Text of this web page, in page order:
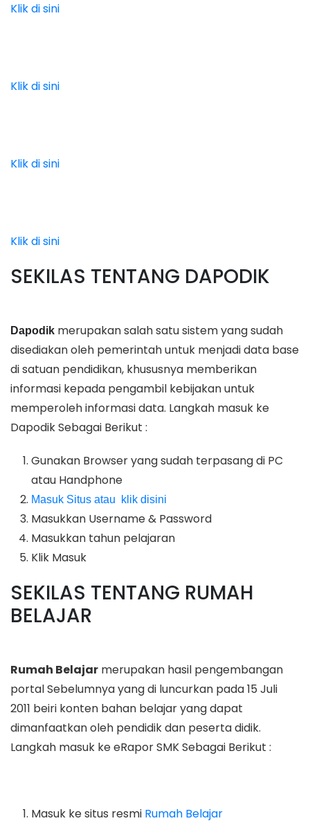
Klik di sini
Klik di sini
Klik di sini
Klik di sini
SEKILAS TENTANG DAPODIK
Dapodik merupakan salah satu sistem yang sudah
disediakan oleh pemerintah untuk menjadi data base
di satuan pendidikan, khususnya memberikan
informasi kepada pengambil kebijakan untuk
memperoleh informasi data. Langkah masuk ke
Dapodik Sebagai Berikut :
Gunakan Browser yang sudah terpasang di PC
atau Handphone
Masuk Situs atau klik disini
Masukkan Username & Password
Masukkan tahun pelajaran
Klik Masuk
SEKILAS TENTANG RUMAH
BELAJAR
Rumah Belajar merupakan hasil pengembangan
portal Sebelumnya yang di luncurkan pada 15 Juli
2011 beiri konten bahan belajar yang dapat
dimanfaatkan oleh pendidik dan peserta didik.
Langkah masuk ke eRapor SMK Sebagai Berikut :
Masuk ke situs resmi Rumah Belajar